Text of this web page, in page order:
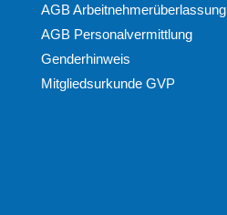
AGB Arbeitnehmerüberlassung
AGB Personalvermittlung
Genderhinweis
Mitgliedsurkunde GVP